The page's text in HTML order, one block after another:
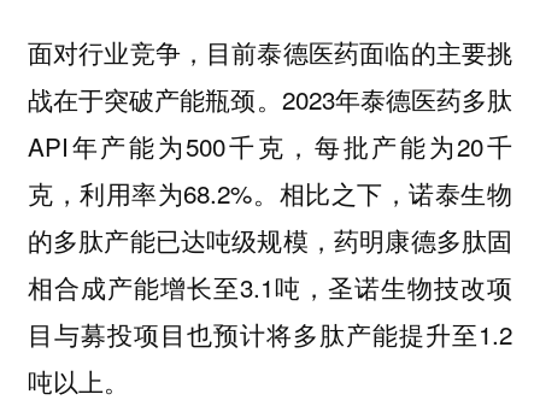
面对行业竞争，目前泰德医药面临的主要挑
战在于突破产能瓶颈。2023年泰德医药多肽
API年产能为500千克，每批产能为20千
克，利用率为68.2%。相比之下，诺泰生物
的多肽产能已达吨级规模，药明康德多肽固
相合成产能增长至3.1吨，圣诺生物技改项
目与募投项目也预计将多肽产能提升至1.2
吨以上。